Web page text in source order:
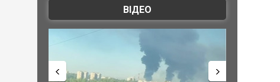
ВІДЕО